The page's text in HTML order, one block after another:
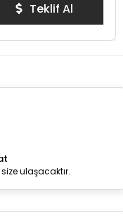
Teklif Al
ulaşacaktır.